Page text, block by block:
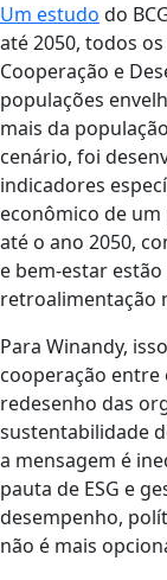
Um estudo do
até 2050, todos
Cooperação e
populações
mais da
cenário, foi
indicadores
econômico de um
até o ano 2050,
e bem-estar
retroalimentação
Para Winandy,
cooperação entre
redesenho das
sustentabilidade
a mensagem é
pauta de ESG e
desempenho,
não é mais